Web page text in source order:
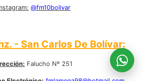
@fm10bolivar
- San Carlos De Bolívar:
Falucho Nº 251